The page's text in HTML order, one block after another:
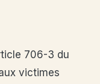
706-3 du
victimes